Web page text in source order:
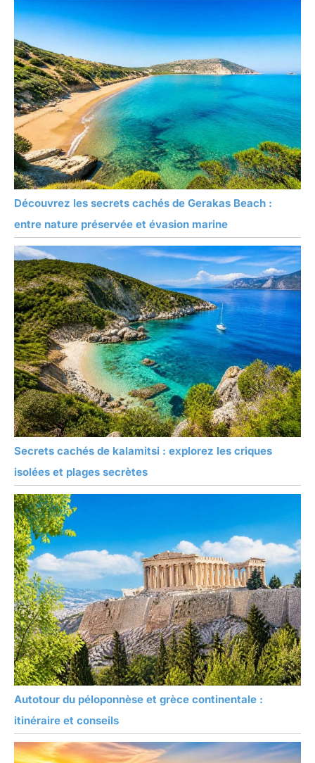
Découvrez les secrets cachés de Gerakas Beach :
entre nature préservée et évasion marine
Secrets cachés de kalamitsi : explorez les criques
isolées et plages secrètes
Autotour du péloponnèse et grèce continentale :
itinéraire et conseils